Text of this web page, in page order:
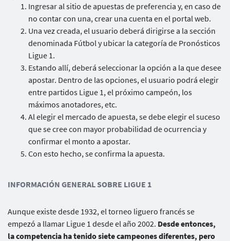
Ingresar al sitio de apuestas de preferencia y, en caso de
no contar con una, crear una cuenta en el portal web.
Una vez creada, el usuario deberá dirigirse a la sección
denominada Fútbol y ubicar la categoría de Pronósticos
Ligue 1.
Estando allí, deberá seleccionar la opción a la que desee
apostar. Dentro de las opciones, el usuario podrá elegir
entre partidos Ligue 1, el próximo campeón, los
máximos anotadores, etc.
Al elegir el mercado de apuesta, se debe elegir el suceso
que se cree con mayor probabilidad de ocurrencia y
confirmar el monto a apostar.
Con esto hecho, se confirma la apuesta.
INFORMACIÓN GENERAL SOBRE LIGUE 1
Aunque existe desde 1932, el torneo liguero francés se
empezó a llamar Ligue 1 desde el año 2002. Desde entonces,
la competencia ha tenido siete campeones diferentes, pero